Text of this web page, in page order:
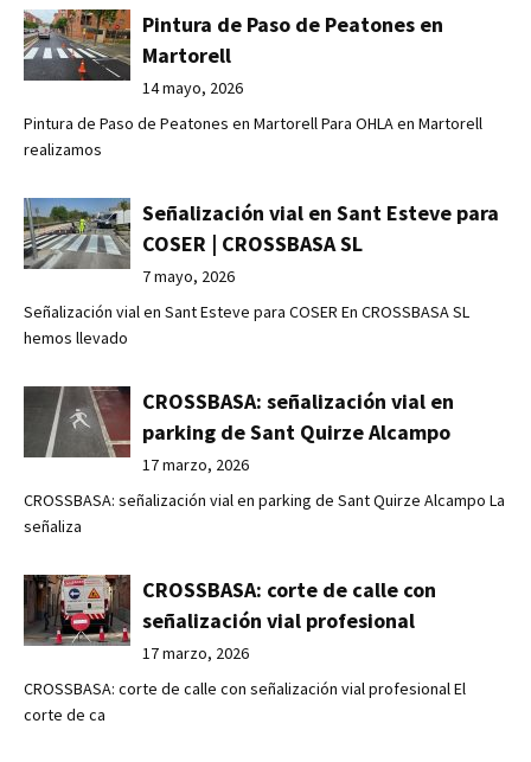
Pintura de Paso de Peatones en
Martorell
14 mayo, 2026
Pintura de Paso de Peatones en Martorell Para OHLA en Martorell
realizamos
Señalización vial en Sant Esteve para
COSER | CROSSBASA SL
7 mayo, 2026
Señalización vial en Sant Esteve para COSER En CROSSBASA SL
hemos llevado
CROSSBASA: señalización vial en
parking de Sant Quirze Alcampo
17 marzo, 2026
CROSSBASA: señalización vial en parking de Sant Quirze Alcampo La
señaliza
CROSSBASA: corte de calle con
señalización vial profesional
17 marzo, 2026
CROSSBASA: corte de calle con señalización vial profesional El
corte de ca